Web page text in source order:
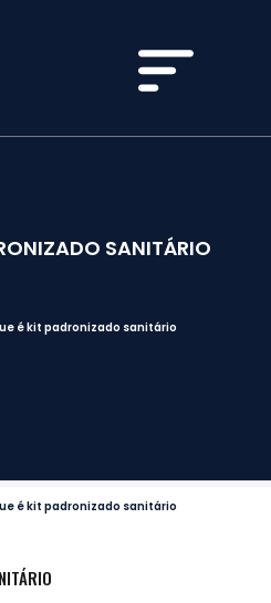
SANITÁRIO
é kit padronizado sanitário
é kit padronizado sanitário